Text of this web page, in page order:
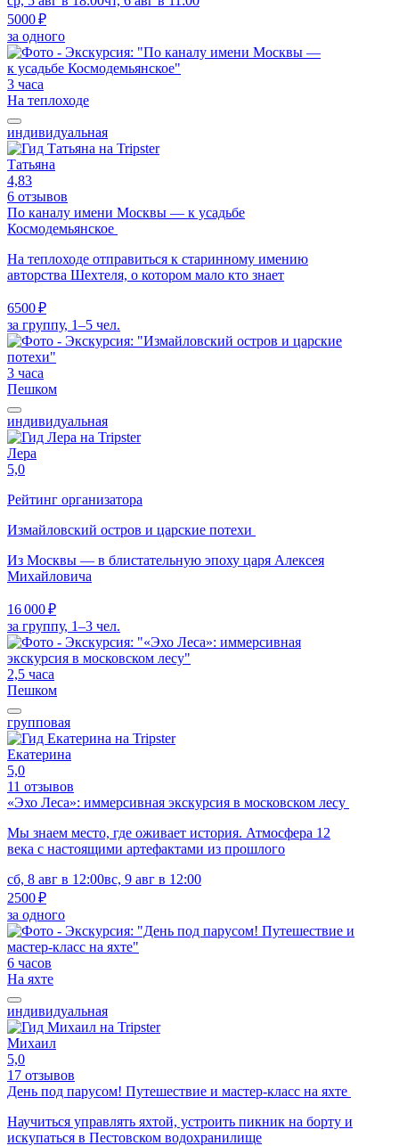
5000 ₽
за одного
3 часа
На теплоходе
индивидуальная
Татьяна
4,83
6 отзывов
По каналу имени Москвы — к усадьбе
Коcмодемьянское
На теплоходе отправиться к старинному имению
авторства Шехтеля, о котором мало кто знает
6500 ₽
за группу, 1–5 чел.
3 часа
Пешком
индивидуальная
Лера
5,0
Рейтинг организатора
Измайловский остров и царские потехи
Из Москвы — в блистательную эпоху царя Алексея
Михайловича
16 000 ₽
за группу, 1–3 чел.
2,5 часа
Пешком
групповая
Екатерина
5,0
11 отзывов
«Эхо Леса»: иммерсивная экскурсия в московском лесу
Мы знаем место, где оживает история. Атмосфера 12
века с настоящими артефактами из прошлого
сб, 8 авг в 12:00вс, 9 авг в 12:00
2500 ₽
за одного
6 часов
На яхте
индивидуальная
Михаил
5,0
17 отзывов
День под парусом! Путешествие и мастер-класс на яхте
Научиться управлять яхтой, устроить пикник на борту и
искупаться в Пестовском водохранилище